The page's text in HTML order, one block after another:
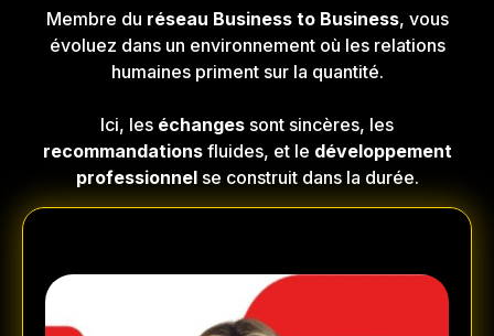
Membre du réseau Business to Business, vous
évoluez dans un environnement où les relations
humaines priment sur la quantité.
Ici, les échanges sont sincères, les
recommandationsfluides, et le développement
professionnelse construit dans la durée.